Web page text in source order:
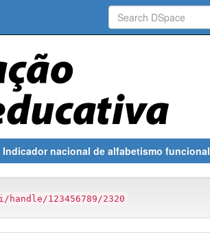
Indicador nacional de alfabetismo funcional
123456789/2320